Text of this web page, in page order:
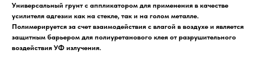
Универсальный грунт с аппликатором для применения в качестве
усилителя адгезии как на стекле, так и на голом металле.
Полимерируется за счет взаимодействия с влагой в воздухе и является
защитным барьером для полиуретанового клея от разрушительного
воздействия УФ излучения.